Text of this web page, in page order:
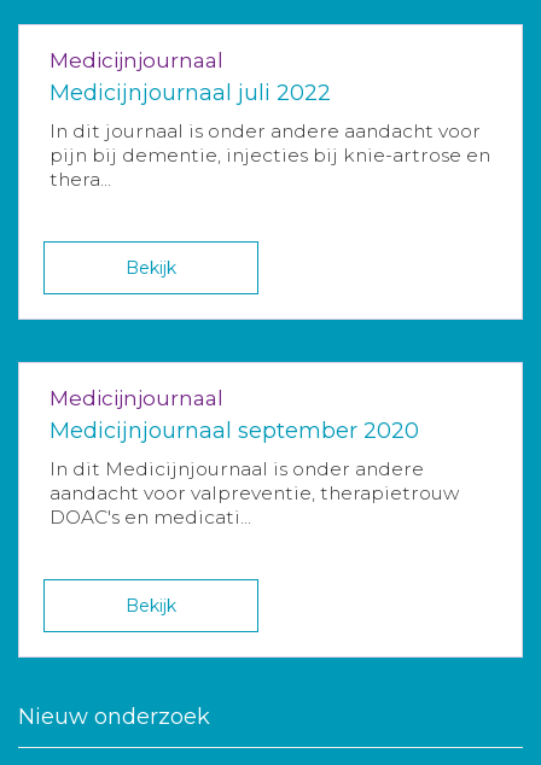
Medicijnjournaal
Medicijnjournaal juli 2022
In dit journaal is onder andere aandacht voor
pijn bij dementie, injecties bij knie-artrose en
thera...
Bekijk
Medicijnjournaal
Medicijnjournaal september 2020
In dit Medicijnjournaal is onder andere
aandacht voor valpreventie, therapietrouw
DOAC's en medicati...
Bekijk
Nieuw onderzoek